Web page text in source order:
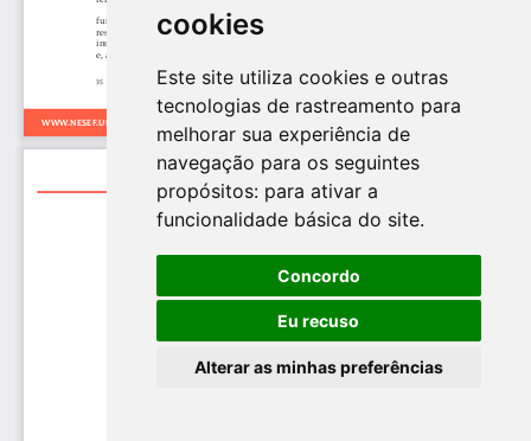
cookies
Este site utiliza cookies e outras
tecnologias de rastreamento para
melhorar sua experiência de
navegação para os seguintes
propósitos: para ativar a
funcionalidade básica do site.
Concordo
Eu recuso
Alterar as minhas preferências